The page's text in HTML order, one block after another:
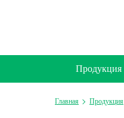
Продукция
Главная Продукция